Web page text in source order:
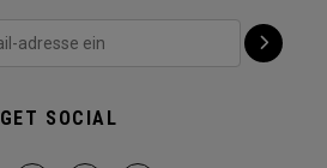
GET SOCIAL